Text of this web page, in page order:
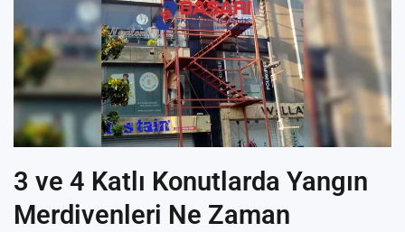
3 ve 4 Katlı Konutlarda Yangın
Merdivenleri Ne Zaman